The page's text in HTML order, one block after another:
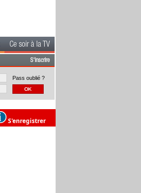
Ce soir à la TV
S'inscrire
Pass oublié ?
S'enregistrer